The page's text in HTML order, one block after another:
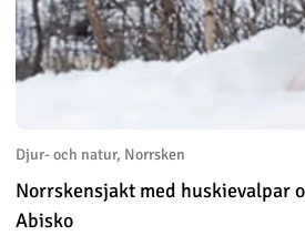
Djur- och natur, Norrsken
Norrskensjakt med huskievalpar och minibuss
Abisko